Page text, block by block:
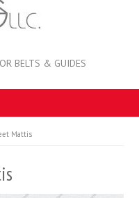
BELTS & GUIDES
Mattis